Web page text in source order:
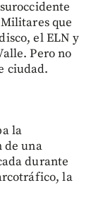
que
el ELN y
Pero no
ciudad.
la
de una
durante
la